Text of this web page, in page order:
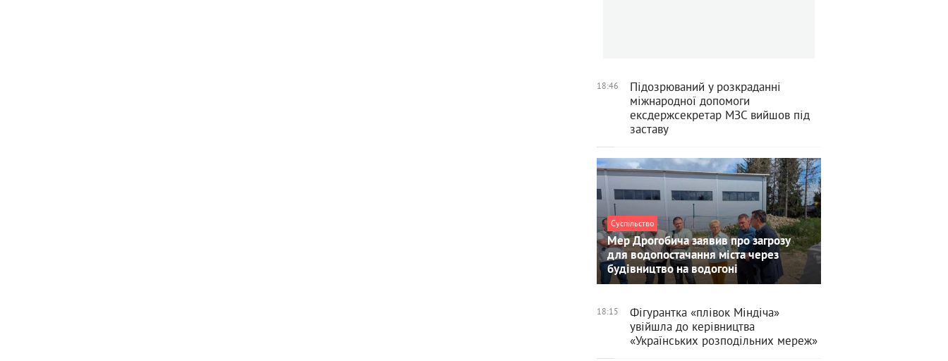
18:46
Підозрюваний у розкраданні
міжнародної допомоги
ексдержсекретар МЗС вийшов під
заставу
Суспільство
Мер Дрогобича заявив про загрозу
для водопостачання міста через
будівництво на водогоні
18:15
Фігурантка «плівок Міндіча»
увійшла до керівництва
«Українських розподільних мереж»